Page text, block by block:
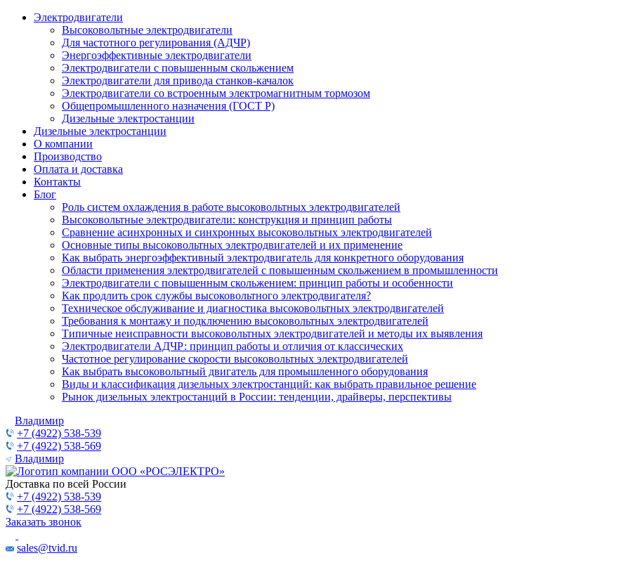
Электродвигатели
Высоковольтные электродвигатели
Для частотного регулирования (АДЧР)
Энергоэффективные электродвигатели
Электродвигатели с повышенным скольжением
Электродвигатели для привода станков-качалок
Электродвигатели со встроенным электромагнитным тормозом
Общепромышленного назначения (ГОСТ Р)
Дизельные электростанции
Дизельные электростанции
О компании
Производство
Оплата и доставка
Контакты
Блог
Роль систем охлаждения в работе высоковольтных электродвигателей
Высоковольтные электродвигатели: конструкция и принцип работы
Сравнение асинхронных и синхронных высоковольтных электродвигателей
Основные типы высоковольтных электродвигателей и их применение
Как выбрать энергоэффективный электродвигатель для конкретного оборудования
Области применения электродвигателей с повышенным скольжением в промышленности
Электродвигатели с повышенным скольжением: принцип работы и особенности
Как продлить срок службы высоковольтного электродвигателя?
Техническое обслуживание и диагностика высоковольтных электродвигателей
Требования к монтажу и подключению высоковольтных электродвигателей
Типичные неисправности высоковольтных электродвигателей и методы их выявления
Электродвигатели АДЧР: принцип работы и отличия от классических
Частотное регулирование скорости высоковольтных электродвигателей
Как выбрать высоковольтный двигатель для промышленного оборудования
Виды и классификация дизельных электростанций: как выбрать правильное решение
Рынок дизельных электростанций в России: тенденции, драйверы, перспективы
Владимир
+7 (4922) 538-539
+7 (4922) 538-569
Владимир
Доставка по всей России
+7 (4922) 538-539
+7 (4922) 538-569
Заказать звонок
sales@tvid.ru